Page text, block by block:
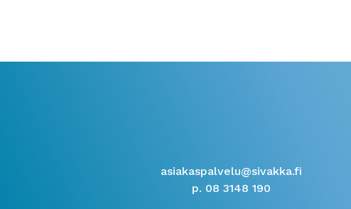
asiakaspalvelu@sivakka.fi
p. 08 3148 190